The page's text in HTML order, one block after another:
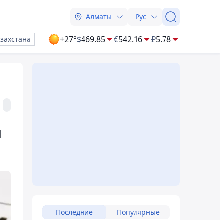
Алматы Рус
+27°$469.85 €542.16 ₽5.78
Последние Популярные